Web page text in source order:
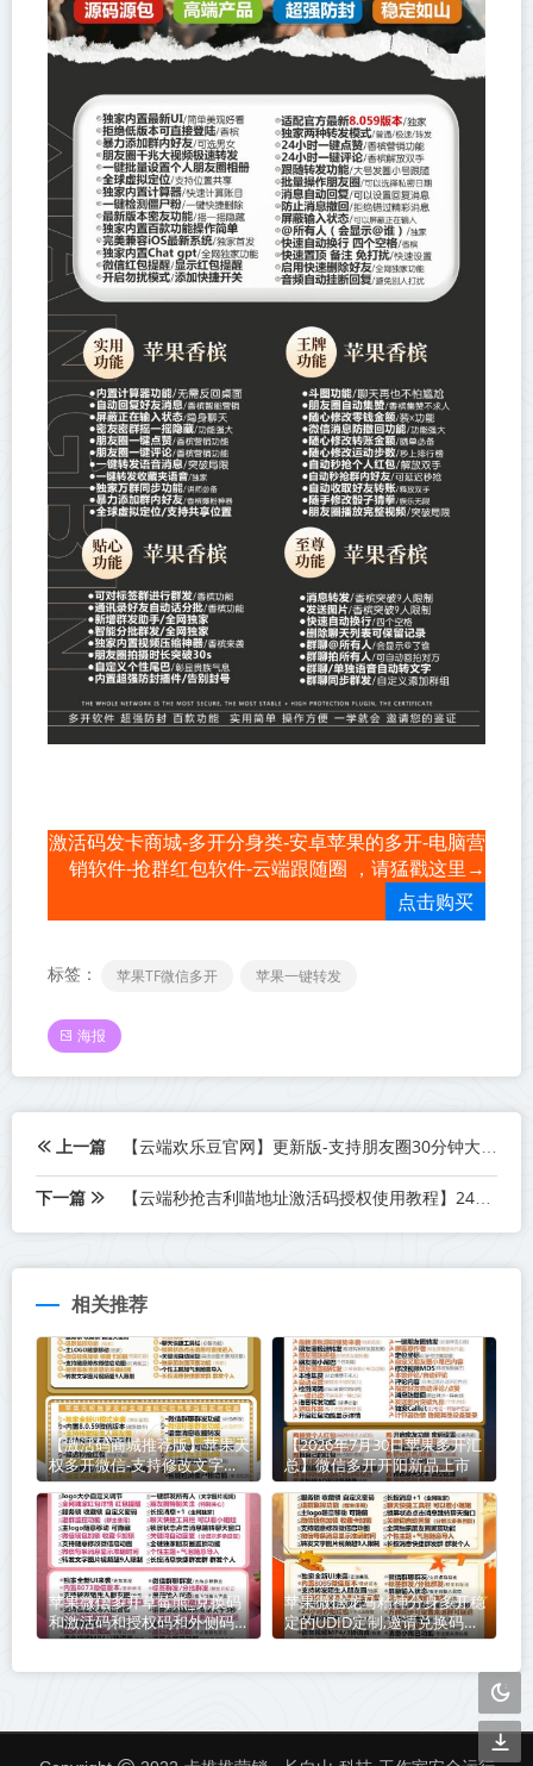
激活码发卡商城-多开分身类-安卓苹果的多开-电脑营
销软件-抢群红包软件-云端跟随圈 ，请猛戳这里→
点击购买
标签： 苹果TF微信多开 苹果一键转发
海报
上一篇 【云端欢乐豆官网】更新版-支持朋友圈30分钟大视频
下一篇 【云端秒抢吉利喵地址激活码授权使用教程】24小时自动云端抢红包
相关推荐
【激活码商城推荐版】苹果天
权多开微信-支持修改文字修
改内容
【2026年7月30日苹果多开汇
总】微信多开开阳新品上市
苹果微信多开草莓熊_兑换码
和激活码和授权码和外侧码还
有活动码如何分辨
苹果微信龙马精神分身多开稳
定的UDID定制,邀请兑换码购
买